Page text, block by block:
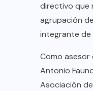
directivo que
agrupación
integrante de
Como
Antonio
Asociación